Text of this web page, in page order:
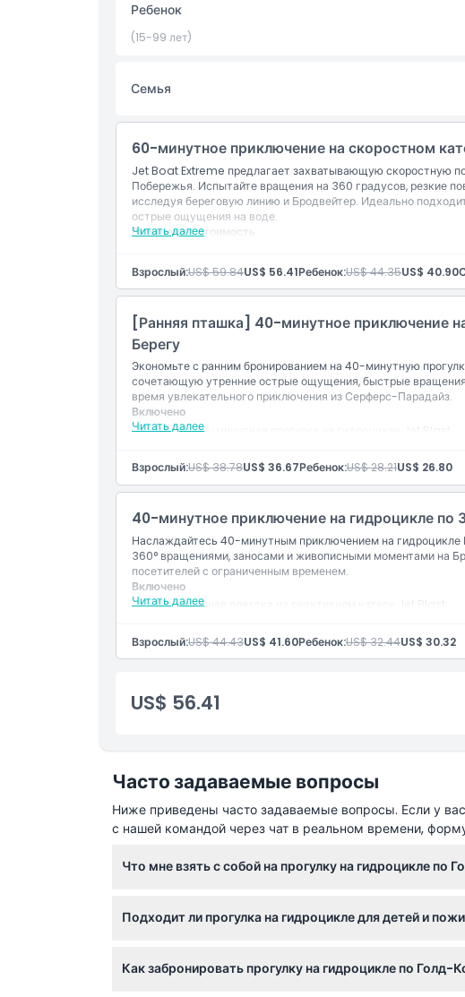
Часы работы
Местоположение
Как воспользоваться
Политика отмены
Ребенок
(15-99 лет)
Семья
60-минутное приключение на скоростном
Jet Boat Extreme предлагает захватывающую скоростную
Побережья. Испытайте вращения на 360 градусов, резкие
исследуя береговую линию и Бродвейтер. Идеально
острые ощущения на воде.
Читать далее
Включено в стоимость
брызгами.
Исследование береговой линии Золотого Побережья и
Взрослый:US$ 59.84US$ 56.41Ребенок:US$ 44.35US$ 40.90
[Ранняя пташка] 40-минутное приключение
Берегу
Экономьте с ранним бронированием на 40-минутную
сочетающую утренние острые ощущения, быстрые
время увлекательного приключения из Серферс-Парадайз.
Читать далее
Включено
[09:15] 40-минутная прогулка на гидроцикле Jet Blast
Взрослый:US$ 38.78US$ 36.67Ребенок:US$ 28.21US$ 26.80
40-минутное приключение на гидроцикле
Наслаждайтесь 40-минутным приключением на гидроцикле
360° вращениями, заносами и живописными моментами на
посетителей с ограниченным временем.
Читать далее
Включено
40-минутная поездка на реактивном катере Jet Blast
Взрослый:US$ 44.43US$ 41.60Ребенок:US$ 32.44US$ 30.32
US$ 56.41
Часто задаваемые вопросы
Ниже приведены часто задаваемые вопросы. Если у
с нашей командой через чат в реальном времени,
Что мне взять с собой на прогулку на гидроцикле по
забудьте приехать заранее для регистрации.
Подходит ли прогулка на гидроцикле для детей и
определёнными медицинскими противопоказаниями,
Как забронировать прогулку на гидроцикле по Голд-